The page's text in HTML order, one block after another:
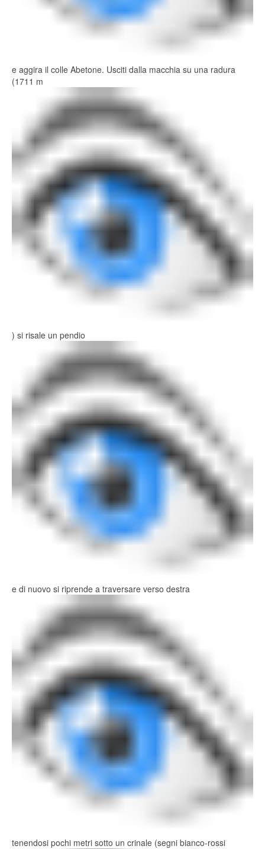
e aggira il colle Abetone. Usciti dalla macchia su una radura
(1711 m
) si risale un pendio
e di nuovo si riprende a traversare verso destra
tenendosi pochi metri sotto un crinale (segni bianco-rossi